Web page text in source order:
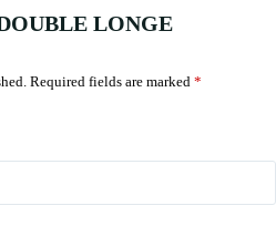
LONGE
Required fields are marked *